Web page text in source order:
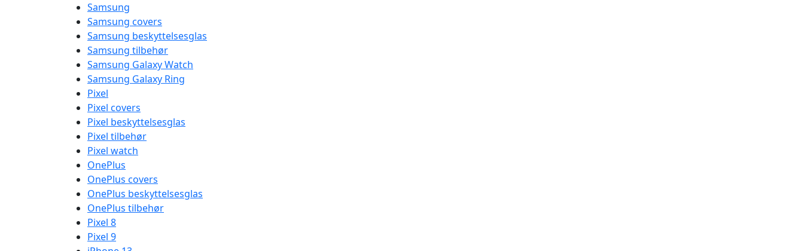
Samsung
Samsung covers
Samsung beskyttelsesglas
Samsung tilbehør
Samsung Galaxy Watch
Samsung Galaxy Ring
Pixel
Pixel covers
Pixel beskyttelsesglas
Pixel tilbehør
Pixel watch
OnePlus
OnePlus covers
OnePlus beskyttelsesglas
OnePlus tilbehør
Pixel 8
Pixel 9